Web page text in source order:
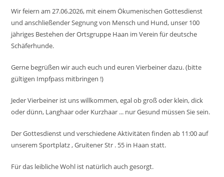
Wir feiern am 27.06.2026, mit einem Ökumenischen Gottesdienst
und anschließender Segnung von Mensch und Hund, unser 100
jähriges Bestehen der Ortsgruppe Haan im Verein für deutsche
Schäferhunde.
Gerne begrüßen wir auch euch und euren Vierbeiner dazu. (bitte
gültigen Impfpass mitbringen !)
Jeder Vierbeiner ist uns willkommen, egal ob groß oder klein, dick
oder dünn, Langhaar oder Kurzhaar ... nur Gesund müssen Sie sein.
Der Gottesdienst und verschiedene Aktivitäten finden ab 11:00 auf
unserem Sportplatz , Gruitener Str . 55 in Haan statt.
Für das leibliche Wohl ist natürlich auch gesorgt.